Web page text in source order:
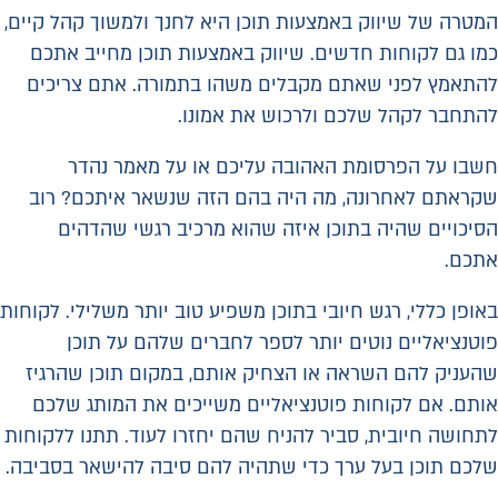
המטרה של שיווק באמצעות תוכן היא לחנך ולמשוך קהל קיים,
כמו גם לקוחות חדשים. שיווק באמצעות תוכן מחייב אתכם
להתאמץ לפני שאתם מקבלים משהו בתמורה. אתם צריכים
להתחבר לקהל שלכם ולרכוש את אמונו.
חשבו על הפרסומת האהובה עליכם או על מאמר נהדר
שקראתם לאחרונה, מה היה בהם הזה שנשאר איתכם? רוב
הסיכויים שהיה בתוכן איזה שהוא מרכיב רגשי שהדהים
אתכם.
באופן כללי, רגש חיובי בתוכן משפיע טוב יותר משלילי. לקוחות
פוטנציאליים נוטים יותר לספר לחברים שלהם על תוכן
שהעניק להם השראה או הצחיק אותם, במקום תוכן שהרגיז
אותם. אם לקוחות פוטנציאליים משייכים את המותג שלכם
לתחושה חיובית, סביר להניח שהם יחזרו לעוד. תתנו ללקוחות
שלכם תוכן בעל ערך כדי שתהיה להם סיבה להישאר בסביבה.